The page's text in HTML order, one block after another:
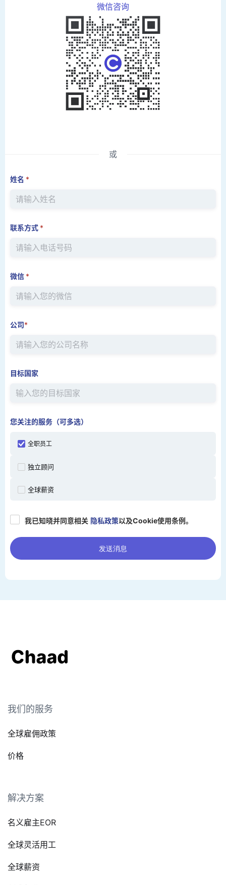
微信咨询
或
姓名 *
联系方式 *
微信 *
公司*
目标国家
您关注的服务（可多选）
全职员工
独立顾问
全球薪资
我已知晓并同意相关 隐私政策以及Cookie使用条例。
我们的服务
全球雇佣政策
价格
解决方案
名义雇主EOR
全球灵活用工
全球薪资